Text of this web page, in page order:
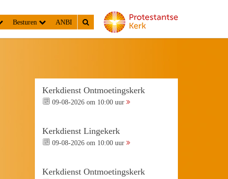
Besturen ANBI
Kerkdienst Ontmoetingskerk
09-08-2026 om 10:00 uur
Kerkdienst Lingekerk
09-08-2026 om 10:00 uur
Kerkdienst Ontmoetingskerk